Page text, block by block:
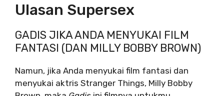
Ulasan Supersex
GADIS JIKA ANDA MENYUKAI FILM
FANTASI (DAN MILLY BOBBY BROWN)
Namun, jika Anda menyukai film fantasi dan
menyukai aktris Stranger Things, Milly Bobby